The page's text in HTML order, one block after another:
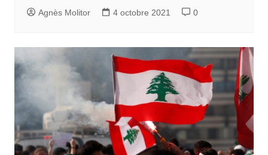
Agnès Molitor 4 octobre 2021 0